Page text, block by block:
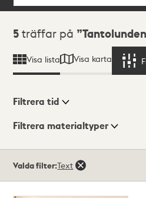
Sökresultat
5 träffar på Tantolunden
Visa lista Visa karta
Visningsläge
Filtrera tid
Filtrera materialtyper
träffar
Valda filter:Text